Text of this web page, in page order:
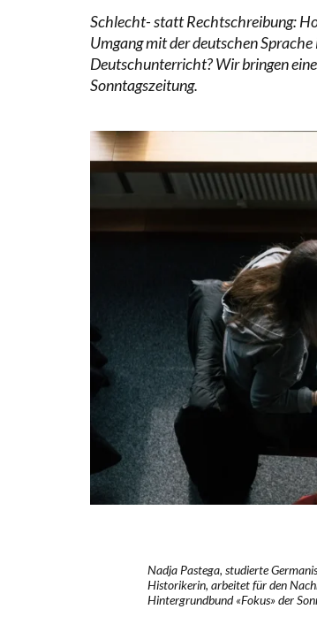
Schlecht- statt Rechtschreibung:
Umgang mit der deutschen
Deutschunterricht? Wir bringen
Sonntagszeitung.
Nadja Pastega, studierte
Historikerin, arbeitet für den
Hintergrundbund «Fokus» der